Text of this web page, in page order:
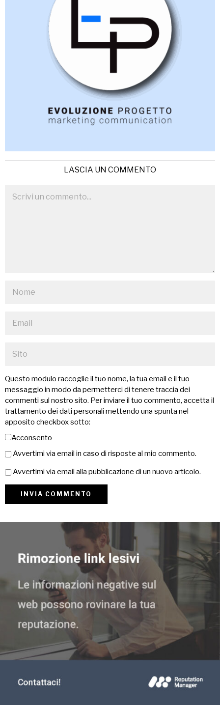
LASCIA UN COMMENTO
Questo modulo raccoglie il tuo nome, la tua email e il tuo
messaggio in modo da permetterci di tenere traccia dei
commenti sul nostro sito. Per inviare il tuo commento, accetta il
trattamento dei dati personali mettendo una spunta nel
apposito checkbox sotto:
Acconsento
Avvertimi via email in caso di risposte al mio commento.
Avvertimi via email alla pubblicazione di un nuovo articolo.